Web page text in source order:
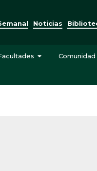
Noticias
Comunidad